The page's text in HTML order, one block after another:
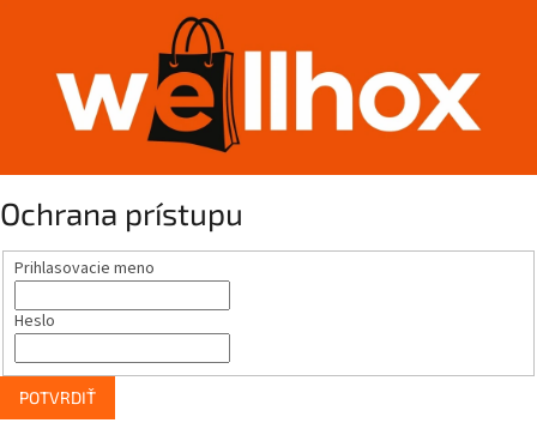
Ochrana prístupu
Prihlasovacie meno
Heslo
POTVRDIŤ